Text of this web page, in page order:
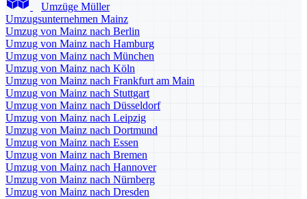
Umzüge Müller
Umzugsunternehmen Mainz
Umzug von Mainz nach Berlin
Umzug von Mainz nach Hamburg
Umzug von Mainz nach München
Umzug von Mainz nach Köln
Umzug von Mainz nach Frankfurt am Main
Umzug von Mainz nach Stuttgart
Umzug von Mainz nach Düsseldorf
Umzug von Mainz nach Leipzig
Umzug von Mainz nach Dortmund
Umzug von Mainz nach Essen
Umzug von Mainz nach Bremen
Umzug von Mainz nach Hannover
Umzug von Mainz nach Nürnberg
Umzug von Mainz nach Dresden